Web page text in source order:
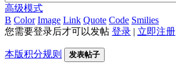
高级模式
B Color Image Link Quote Code Smilies
您需要登录后才可以发帖 登录 | 立即注册
本版积分规则 发表帖子